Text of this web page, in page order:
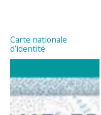
Carte nationale
d’identité